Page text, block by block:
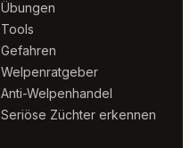
Übungen
Tools
Gefahren
Welpenratgeber
Anti-Welpenhandel
Seriöse Züchter erkennen